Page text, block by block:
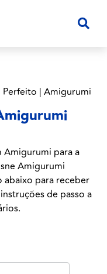
Amigurumi para a
Amigurumi
abaixo para receber
de passo a